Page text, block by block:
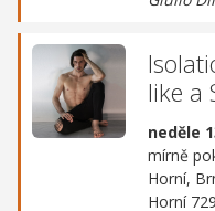
like a
neděle
mírně
Horní,
Horní